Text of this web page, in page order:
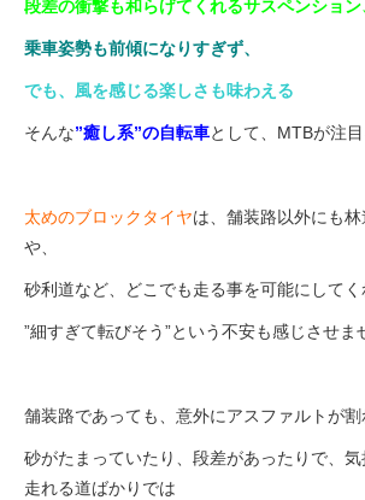
段差の衝撃も和らげてくれるサスペンション
乗車姿勢も前傾になりすぎず、
でも、風を感じる楽しさも味わえる
そんな”癒し系”の自転車として、MTBが注
太めのブロックタイヤは、舗装路以外にも
や、
砂利道など、どこでも走る事を可能にしてく
”細すぎて転びそう”という不安も感じさせま
舗装路であっても、意外にアスファルトが割
砂がたまっていたり、段差があったりで、
走れる道ばかりでは